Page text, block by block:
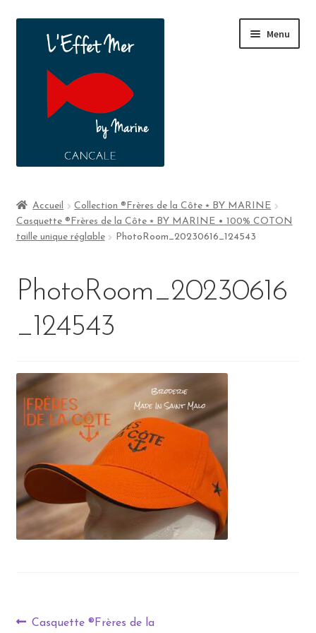
Menu
A propos
Accueil
Collection ®Frères de la Côte ⭑ BY MARINE
Casquette ®Frères de la Côte ⭑ BY MARINE • 100% COTON
taille unique réglable
PhotoRoom_20230616_124543
PhotoRoom_20230616
_124543
Casquette ®Frères de la